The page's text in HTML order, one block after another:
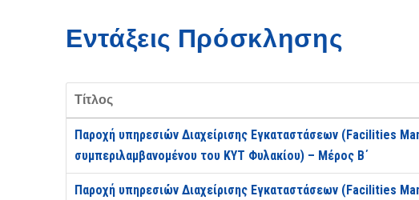
Εντάξεις Πρόσκλησης
Τίτλος
Παροχή υπηρεσιών Διαχείρισης Εγκαταστάσεων (Facilities
συμπεριλαμβανομένου του ΚΥΤ Φυλακίου) – Μέρος Β΄
Παροχή υπηρεσιών Διαχείρισης Εγκαταστάσεων (Facilities